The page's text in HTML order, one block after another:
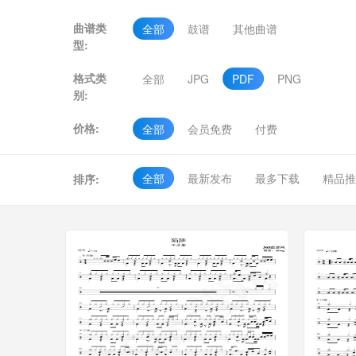
曲谱类
型:
全部 鼓谱 其他曲谱
格式类
别:
全部 JPG PDF PNG
价格: 全部 会员免费 付费
排序: 全部 最新发布 最多下载 精品